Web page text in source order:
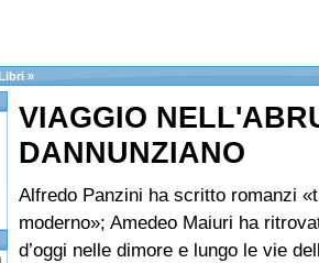
»
VIAGGIO
DANNUNZIANO
Alfredo Panzini ha scritto romanzi
moderno»; Amedeo Maiuri ha
d’oggi nelle dimore e lungo le vie